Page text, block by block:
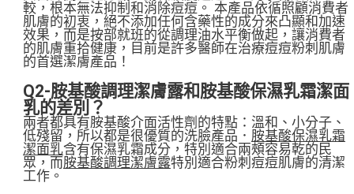
較，根本無法抑制和消除痘痘。 本產品依循照顧消費者
肌膚的初衷，絕不添加任何含藥性的成分來凸顯和加速
效果，而是按部就班的從調理油水平衡做起，讓消費者
的肌膚重拾健康，目前是許多醫師在治療痘痘粉刺肌膚
的首選潔膚產品！
Q2-胺基酸調理潔膚露和胺基酸保濕乳霜潔面
乳的差別？
兩者都具有胺基酸介面活性劑的特點：溫和、小分子、
低殘留，所以都是很優質的洗臉產品． 胺基酸保濕乳霜
潔面乳含有保濕乳霜成分，特別適合兩頰容易乾的民
眾，而胺基酸調理潔膚露特別適合粉刺痘痘肌膚的清潔
工作。